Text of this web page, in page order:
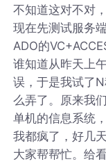
不知道这对不对
现在先测试服务
ADO的
谁知道从昨天上
误，于是我试了
么弄了。原来我
单机的信息系统
我都疯了，好几
大家帮帮忙。给